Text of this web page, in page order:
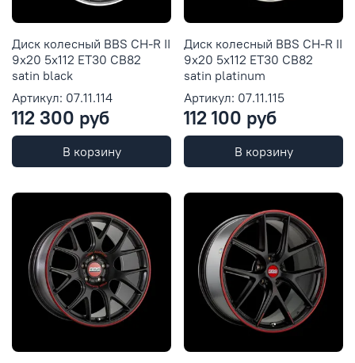
Диск колесный BBS CH-R II
9x20 5x112 ET30 CB82
satin black
Артикул: 07.11.114
112 300 руб
В корзину
Диск колесный BBS CH-R II
9x20 5x112 ET30 CB82
satin platinum
Артикул: 07.11.115
112 100 руб
В корзину